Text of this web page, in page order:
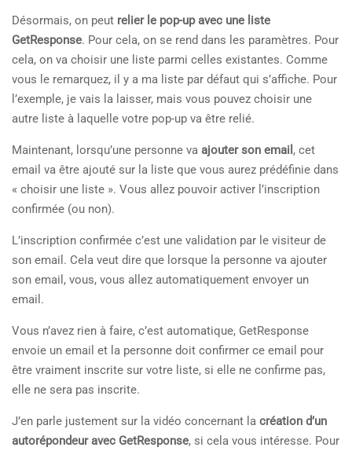
Désormais, on peut relier le pop-up avec une liste
GetResponse. Pour cela, on se rend dans les paramètres. Pour
cela, on va choisir une liste parmi celles existantes. Comme
vous le remarquez, il y a ma liste par défaut qui s’affiche. Pour
l’exemple, je vais la laisser, mais vous pouvez choisir une
autre liste à laquelle votre pop-up va être relié.
Maintenant, lorsqu’une personne va ajouter son email , cet
email va être ajouté sur la liste que vous aurez prédéfinie dans
« choisir une liste ». Vous allez pouvoir activer l’inscription
confirmée (ou non).
L’inscription confirmée c’est une validation par le visiteur de
son email. Cela veut dire que lorsque la personne va ajouter
son email, vous, vous allez automatiquement envoyer un
email.
Vous n’avez rien à faire, c’est automatique, GetResponse
envoie un email et la personne doit confirmer ce email pour
être vraiment inscrite sur votre liste, si elle ne confirme pas,
elle ne sera pas inscrite.
J’en parle justement sur la vidéo concernant la création d’un
autorépondeur avec GetResponse, si cela vous intéresse. Pour